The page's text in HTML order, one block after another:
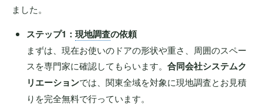
ました。
ステップ1： 現地調査の依頼
まずは、現在お使いのドアの形状や重さ、周囲のスペー
スを専門家に確認してもらいます。 合同会社システムク
リエーションでは、関東全域を対象に現地調査とお見積
りを完全無料で行っています。